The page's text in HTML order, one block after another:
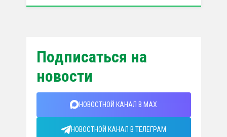
Подписаться на
новости
НОВОСТНОЙ КАНАЛ В MAX
НОВОСТНОЙ КАНАЛ В ТЕЛЕГРАМ